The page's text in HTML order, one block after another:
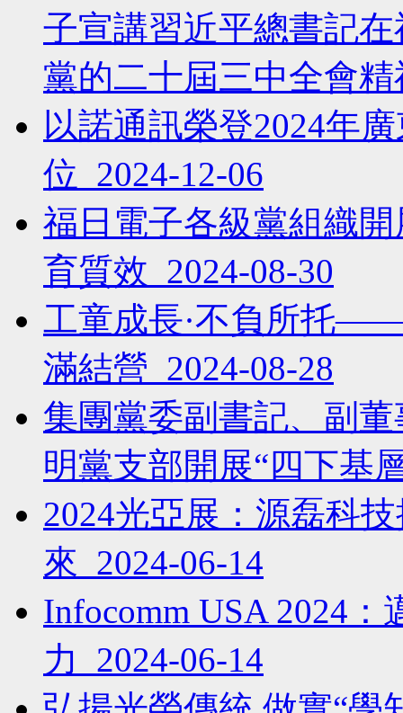
子宣講習近平總書記
黨的二十屆三中全會
以諾通訊榮登2024年
位 2024-12-06
福日電子各級黨組織
育質效 2024-08-30
工童成長·不負所托
滿結營 2024-08-28
集團黨委副書記、副
明黨支部開展“四下基
2024光亞展：源磊科
來 2024-06-14
Infocomm USA 2024
力 2024-06-14